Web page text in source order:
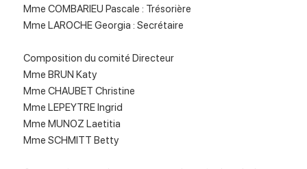
Mme COMBARIEU Pascale : Trésorière
Mme LAROCHE Georgia : Secrétaire
Composition du comité Directeur
Mme BRUN Katy
Mme CHAUBET Christine
Mme LEPEYTRE Ingrid
Mme MUNOZ Laetitia
Mme SCHMITT Betty